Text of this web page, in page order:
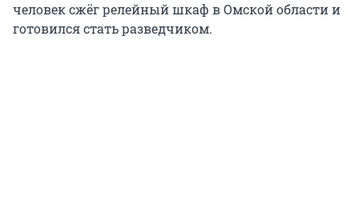
человек сжёг релейный шкаф в Омской области и
готовился стать разведчиком.